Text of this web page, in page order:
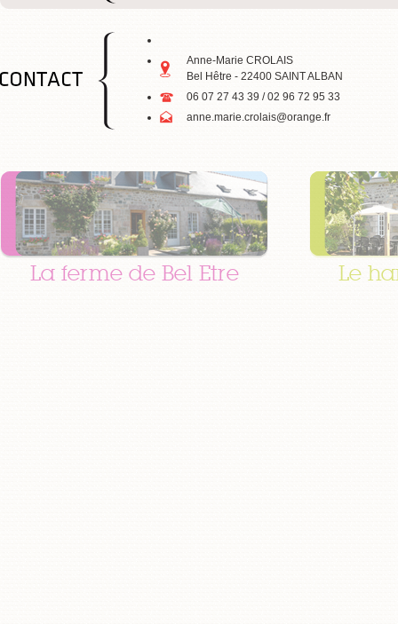
Anne-Marie CROLAIS
Bel Hêtre - 22400 SAINT ALBAN
06 07 27 43 39 / 02 96 72 95 33
anne.marie.crolais@orange.fr
La ferme de Bel Etre Le